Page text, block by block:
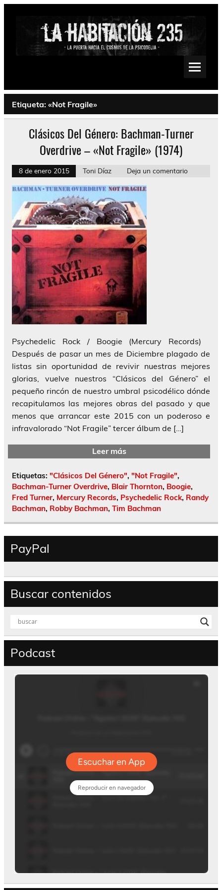
Saltar
Psychedelic, Stoner, Doom, Sludge, Fuzz, Space, Drone
Etiqueta: «Not Fragile»
Clásicos Del Género: Bachman-Turner
Overdrive – «Not Fragile» (1974)
8 de enero 2015 Toni Díaz Deja un comentario
Psychedelic Rock / Boogie (Mercury Records)
Después de pasar un mes de Diciembre plagado de
listas sin oportunidad de revivir nuestras mejores
glorias, vuelve nuestros “Clásicos del Género” el
pequeño rincón de nuestro umbral psicodélico dónde
recapitulamos las mejores obras del pasado y que
menos que arrancar este 2015 con un poderoso e
infravalorado “Not Fragile” tercer álbum de […]
Leer más
Etiquetas: "Clásicos Del Género", "Not Fragile",
Bachman-Turner Overdrive, Blair Thornton, Boogie,
Fred Turner, Mercury Records, Psychedelic Rock, Randy
Bachman, Robby Bachman, Tim Bachman
PayPal
Buscar contenidos
Podcast